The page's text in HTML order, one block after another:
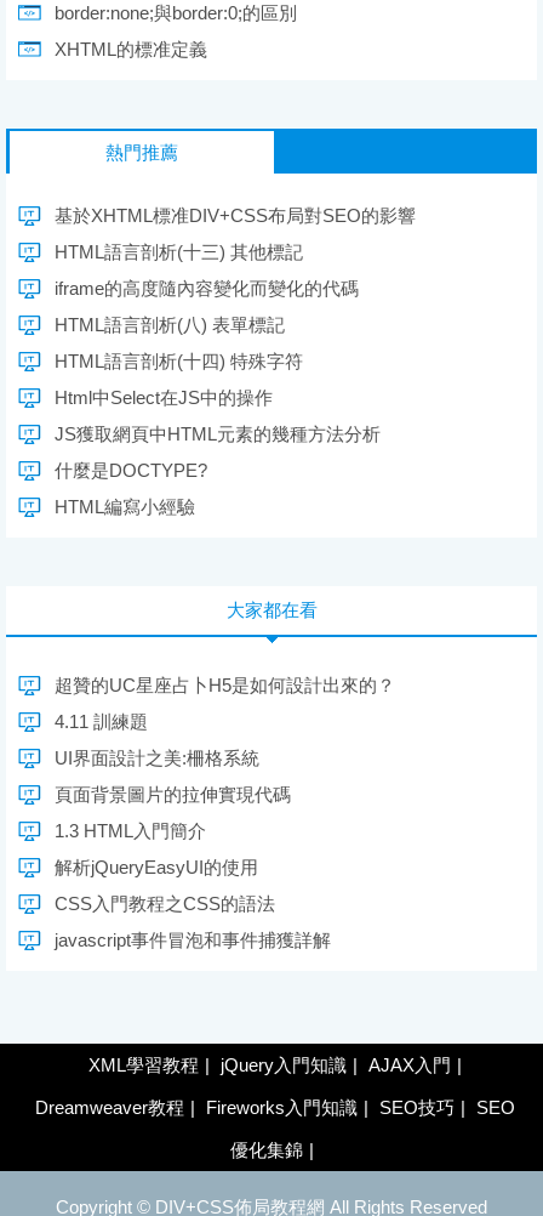
border:none;與border:0;的區別
XHTML的標准定義
熱門推薦
基於XHTML標准DIV+CSS布局對SEO的影響
HTML語言剖析(十三) 其他標記
iframe的高度隨內容變化而變化的代碼
HTML語言剖析(八) 表單標記
HTML語言剖析(十四) 特殊字符
Html中Select在JS中的操作
JS獲取網頁中HTML元素的幾種方法分析
什麼是DOCTYPE?
HTML編寫小經驗
大家都在看
超贊的UC星座占卜H5是如何設計出來的？
4.11 訓練題
UI界面設計之美:柵格系統
頁面背景圖片的拉伸實現代碼
1.3 HTML入門簡介
解析jQueryEasyUI的使用
CSS入門教程之CSS的語法
javascript事件冒泡和事件捕獲詳解
XML學習教程 | jQuery入門知識 | AJAX入門 |
Dreamweaver教程 | Fireworks入門知識 | SEO技巧 | SEO
優化集錦 |
Copyright © DIV+CSS佈局教程網 All Rights Reserved